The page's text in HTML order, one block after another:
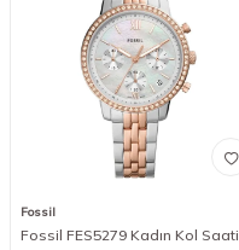
Fossil
Fossil FES5279 Kadın Kol Saati